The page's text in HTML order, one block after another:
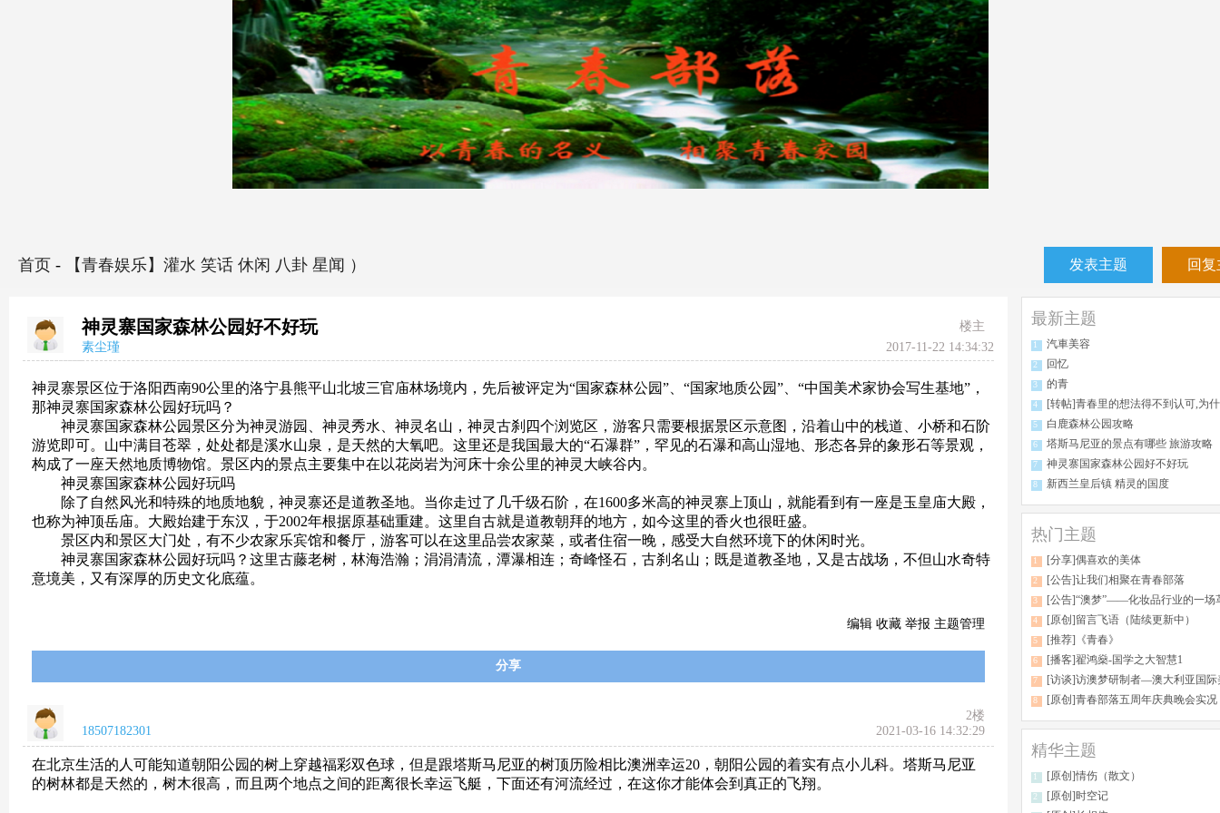
首页 - 【青春娱乐】灌水 笑话 休闲 八卦 星闻 ） 发表主题 回
神灵寨国家森林公园好不好玩
楼主
素尘瑾
2017-11-22 14:34:32
神灵寨景区位于洛阳西南90公里的洛宁县熊平山北坡三官庙林场境内，先后被评定为“国家森林公园”、“国家地质公园”、“中国美术家协会写生基地”，
那神灵寨国家森林公园好玩吗？
神灵寨国家森林公园景区分为神灵游园、神灵秀水、神灵名山，神灵古刹四个浏览区，游客只需要根据景区示意图，沿着山中的栈道、小桥和石阶
游览即可。山中满目苍翠，处处都是溪水山泉，是天然的大氧吧。这里还是我国最大的“石瀑群”，罕见的石瀑和高山湿地、形态各异的象形石等景观，
构成了一座天然地质博物馆。景区内的景点主要集中在以花岗岩为河床十余公里的神灵大峡谷内。
神灵寨国家森林公园好玩吗
除了自然风光和特殊的地质地貌，神灵寨还是道教圣地。当你走过了几千级石阶，在1600多米高的神灵寨上顶山，就能看到有一座是玉皇庙大殿，
也称为神顶岳庙。大殿始建于东汉，于2002年根据原基础重建。这里自古就是道教朝拜的地方，如今这里的香火也很旺盛。
景区内和景区大门处，有不少农家乐宾馆和餐厅，游客可以在这里品尝农家菜，或者住宿一晚，感受大自然环境下的休闲时光。
神灵寨国家森林公园好玩吗？这里古藤老树，林海浩瀚；涓涓清流，潭瀑相连；奇峰怪石，古刹名山；既是道教圣地，又是古战场，不但山水奇特
意境美，又有深厚的历史文化底蕴。
编辑 收藏 举报 主题管理
分享
2楼
18507182301
2021-03-16 14:32:29
在北京生活的人可能知道朝阳公园的树上穿越福彩双色球 ，但是跟塔斯马尼亚的树顶历险相比澳洲幸运20 ，朝阳公园的着实有点小儿科。塔斯马尼亚
的树林都是天然的，树木很高，而且两个地点之间的距离很长幸运飞艇 ，下面还有河流经过，在这你才能体会到真正的飞翔。
最新主题
1 汽車美容
2 回忆
3 的青
4 [转帖]青春里的想法得不到认可,为什么我们不来一场南极
5 白鹿森林公园攻略
6 塔斯马尼亚的景点有哪些 旅游攻略
7 神灵寨国家森林公园好不好玩
8 新西兰皇后镇 精灵的国度
热门主题
1 [分享]偶喜欢的美体
2 [公告]让我们相聚在青春部落
3 [公告]“澳梦”——化妆品行业的一场
4 [原创]留言飞语（陆续更新中）
5 [推荐]《青春》
6 [播客]翟鸿燊-国学之大智慧1
7 [访谈]访澳梦研制者—澳大利亚国际美容研究院
8 [原创]青春部落五周年庆典晚会实况（图
精华主题
1 [原创]情伤（散文）
2 [原创]时空记